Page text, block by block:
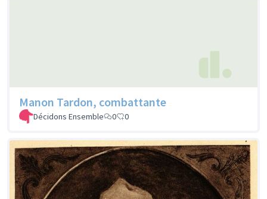
Manon Tardon, combattante
Décidons Ensemble 0 0